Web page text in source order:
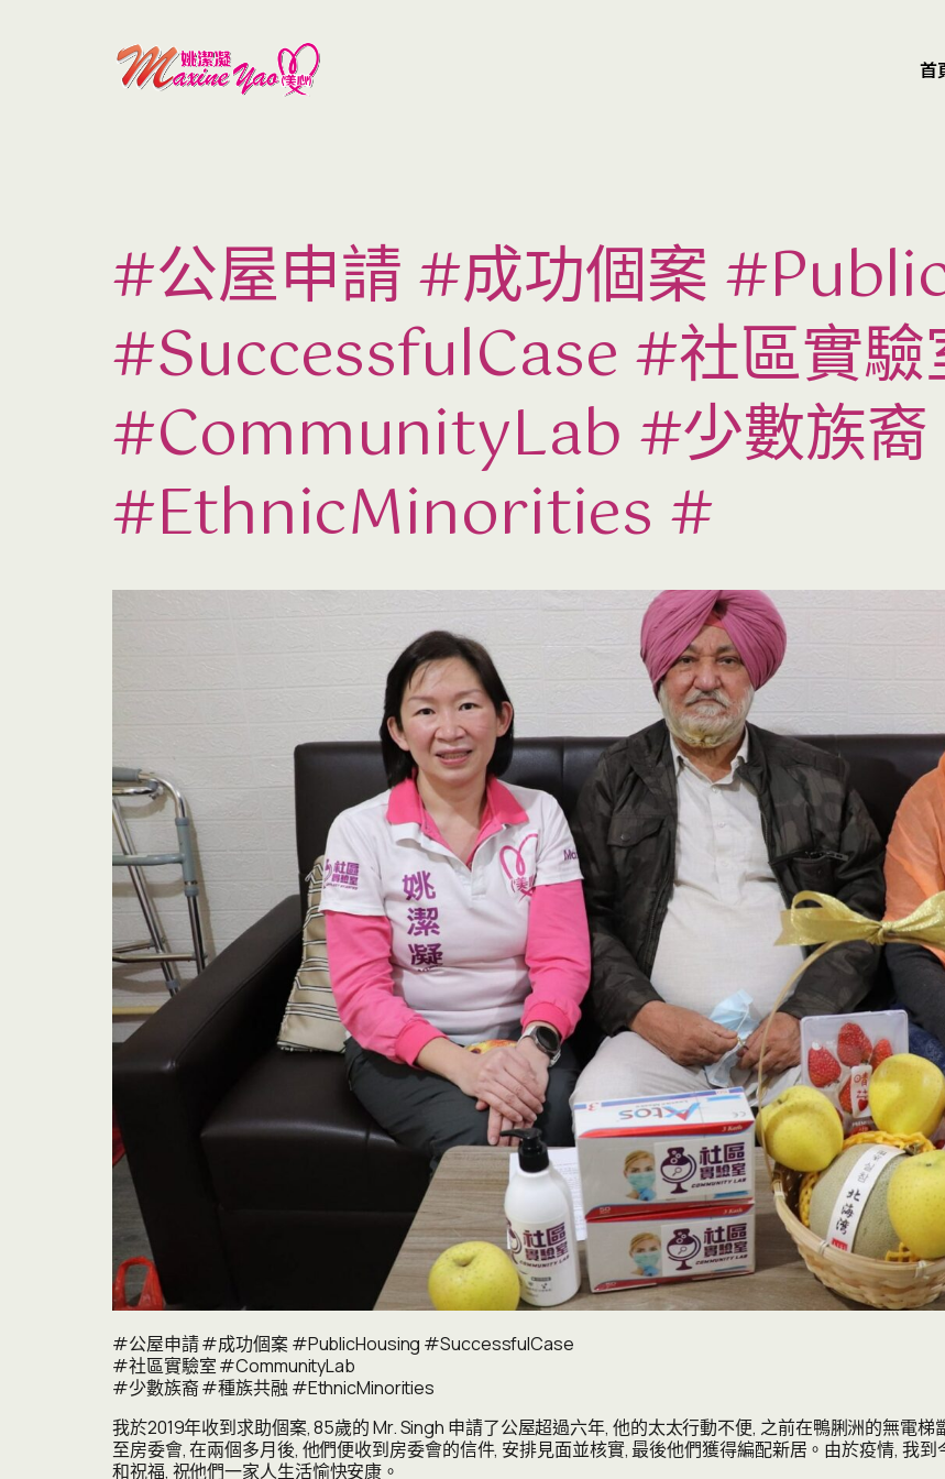
首
#公屋申請 #成功個案
#SuccessfulCase #社區實驗
#CommunityLab #少數族裔
#EthnicMinorities #
#公屋申請 #成功個案 #PublicHousing #SuccessfulCase
#社區實驗室 #CommunityLab
#少數族裔 #種族共融 #EthnicMinorities
我於2019年收到求助個案, 85歲的 Mr. Singh 申請了公屋超過六年, 他的太太行動不便, 之前在鴨脷洲的無電
至房委會, 在兩個多月後, 他們便收到房委會的信件, 安排見面並核實, 最後他們獲得編配新居。由於疫情, 我
和祝福, 祝他們一家人生活愉快安康。